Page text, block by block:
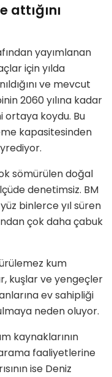
attığını
yayımlanan
için yılda
ve mevcut
2060 yılına kadar
ortaya koydu. Bu
kapasitesinden
sömürülen doğal
denetimsiz. BM
binlerce yıl süren
çok daha çabuk
kum
kuşlar ve yengeçler
ev sahipliği
neden oluyor.
kaynaklarının
faaliyetlerine
ise Deniz